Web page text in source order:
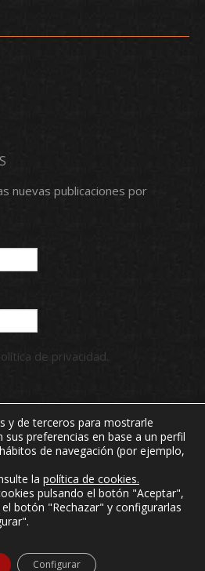
nuevas publicaciones por
de privacidad.
Aero Club de León. Todos los
reservados.
CONTACTO
MI CLUB
y de terceros para mostrarle
sus preferencias en base a un perfil
de navegación (por ejemplo,
la política de cookies.
pulsando el botón "Aceptar",
botón "Rechazar" y configurarlas
Configurar